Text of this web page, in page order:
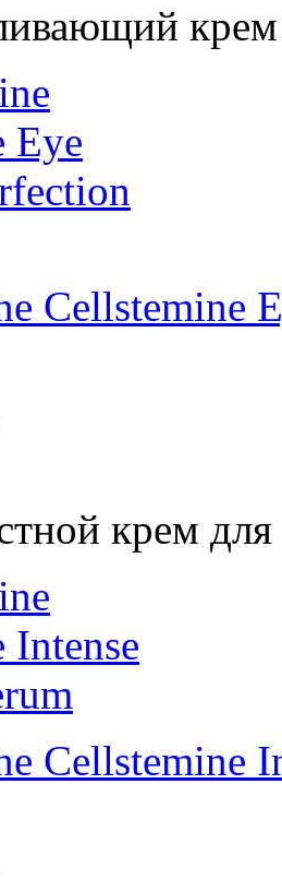
Cellstemine
крем для
Cellstemine